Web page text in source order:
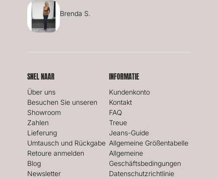
Brenda S.
SNEL NAAR
Über uns
Besuchen Sie unseren
Showroom
Zahlen
Lieferung
Umtausch und Rückgabe
Retoure anmelden
Blog
Newsletter
INFORMATIE
Kundenkonto
Kontakt
FAQ
Treue
Jeans-Guide
Allgemeine Größentabelle
Allgemeine
Geschäftsbedingungen
Datenschutzrichtlinie